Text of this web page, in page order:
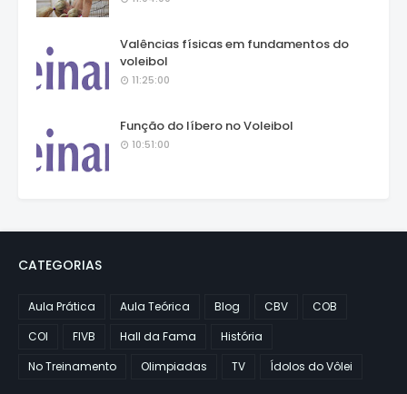
Valências físicas em fundamentos do
voleibol
11:25:00
Função do líbero no Voleibol
10:51:00
CATEGORIAS
Aula Prática Aula Teórica Blog CBV
COB
COI
FIVB Hall da Fama
História
No Treinamento
Olimpiadas TV Ídolos do Vôlei